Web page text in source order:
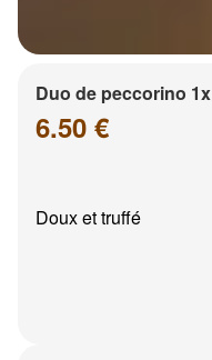
Duo de peccorino 1x
6.50 €
Doux et truffé